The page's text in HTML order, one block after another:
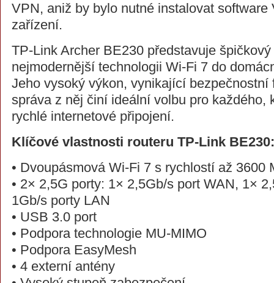
VPN, aniž by bylo nutné instalovat software
zařízení.
TP-Link Archer BE230 představuje
nejmodernější technologii Wi-Fi 7 do
Jeho vysoký výkon, vynikající bezpečnostní
správa z něj činí ideální volbu pro každého,
rychlé internetové připojení.
Klíčové vlastnosti routeru TP-Link BE230:
• Dvoupásmová Wi-Fi 7 s rychlostí až 3600
• 2× 2,5G porty: 1× 2,5Gb/s port WAN, 1×
1Gb/s porty LAN
• USB 3.0 port
• Podpora technologie MU-MIMO
• Podpora EasyMesh
• 4 externí antény